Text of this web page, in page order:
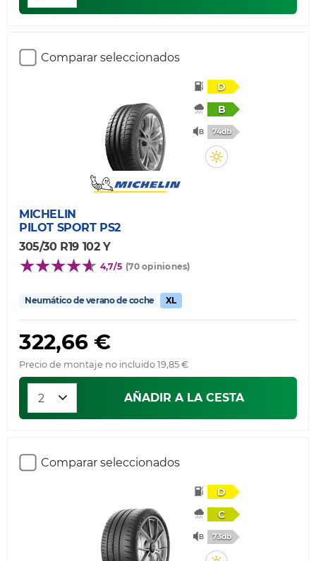
Comparar seleccionados
D
B
74db
MICHELIN
PILOT SPORT PS2
305/30 R19 102 Y
4,7/5 (70 opiniones)
Neumático de verano de coche XL
322,66 €
Precio de montaje no incluido 19,85 €
AÑADIR A LA CESTA
Comparar seleccionados
D
C
73db